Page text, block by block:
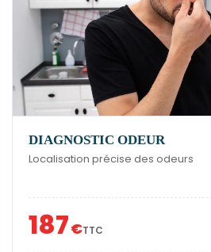
DIAGNOSTIC ODEUR
Localisation précise des odeurs
187€TTC